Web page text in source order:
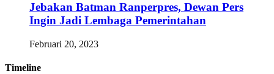
Jebakan Batman Ranperpres, Dewan Pers
Ingin Jadi Lembaga Pemerintahan
Februari 20, 2023
Timeline